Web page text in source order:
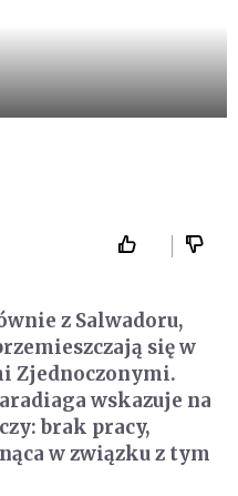
z Salwadoru,
się w
Zjednoczonymi.
wskazuje na
brak pracy,
w związku z tym